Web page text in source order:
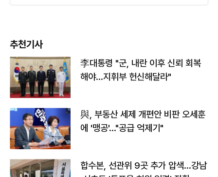
추천기사
李대통령 "군, 내란 이후 신뢰 회복
해야…지휘부 헌신해달라"
與, 부동산 세제 개편안 비판 오세훈
에 '맹공'…"공급 억제기"
합수본, 선관위 9곳 추가 압색…강남